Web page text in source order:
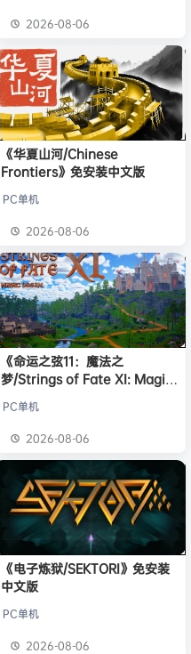
2026-08-06
《华夏山河/Chinese
Frontiers》免安装中文版
PC单机
2026-08-06
《命运之弦11：魔法之
梦/Strings of Fate XI: Magic
PC单机
2026-08-06
《电子炼狱/SEKTORI》免安装
中文版
PC单机
2026-08-06